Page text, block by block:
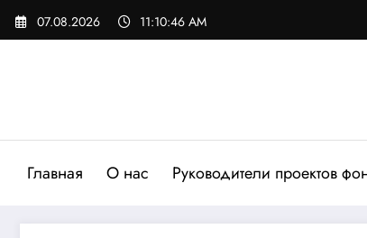
Перейти
07.08.2026 11:10:47 AM
Главная О нас Руководители проектов